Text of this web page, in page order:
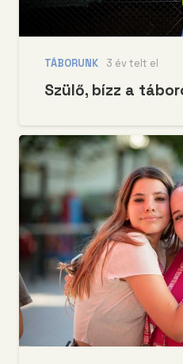
TÁBORUNK 3 év telt el
Szülő, bízz a